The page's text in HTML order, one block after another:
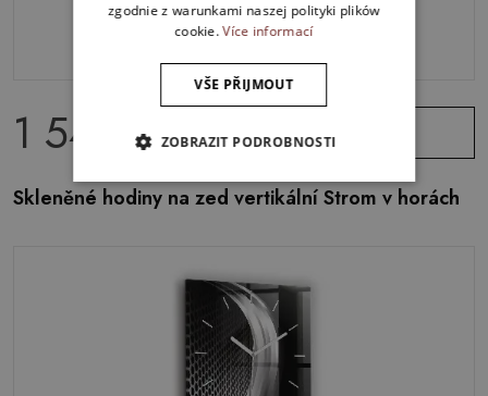
1 549.00 Kč
Skleněné hodiny na zed vertikální Strom v horách
zgodnie z warunkami naszej polityki plików
cookie.Více informací
VŠE PŘIJMOUT
ZOBRAZIT PODROBNOSTI